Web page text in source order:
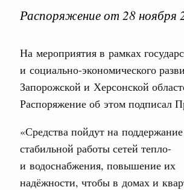
Распоряжение от 28
На мероприятия в рамках
и социально-экономического
Запорожской и Херсонской
Распоряжение об этом подписал
«Средства пойдут на поддержание
стабильной работы сетей тепло-
и водоснабжения, повышение их
надёжности, чтобы в домах и
со справками к
поиска перейдите в раздел "Поиск по
дал поручения по
сессии о
технологическим